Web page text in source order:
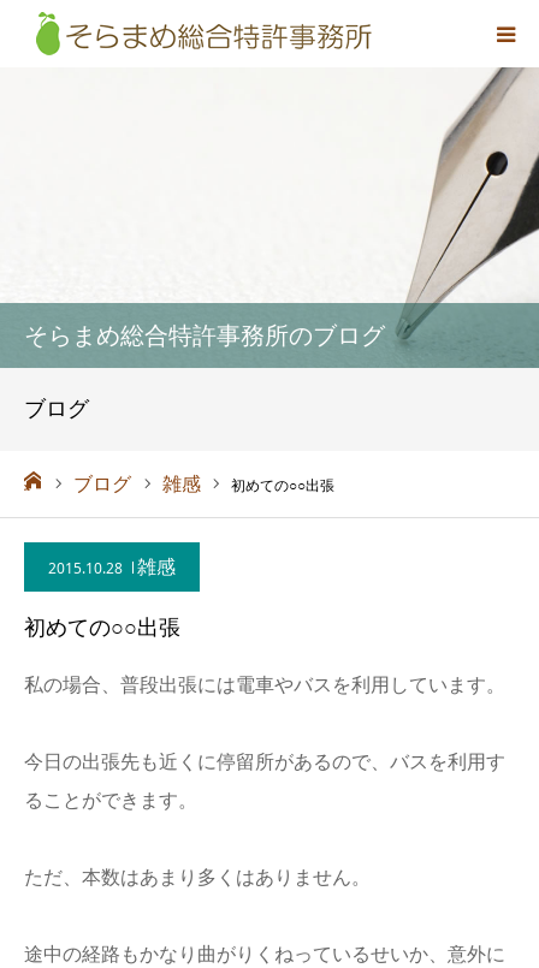
そらまめ総合特許事務所のブログ
ブログ
ム ブログ 雑感 初めての○○出張
2015.10.28 雑感
初めての○○出張
私の場合、普段出張には電車やバスを利用しています。
今日の出張先も近くに停留所があるので、バスを利用す
ることができます。
ただ、本数はあまり多くはありません。
途中の経路もかなり曲がりくねっているせいか、意外に
料金
採用情報